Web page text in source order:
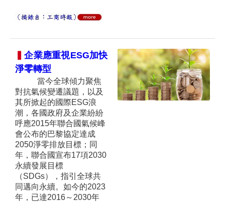
企業應重視ESG加快
淨零轉型
當今全球傾力聚焦
對抗氣候變遷議題，以及
其所掀起的國際ESG浪
潮，各國政府及企業紛紛
呼應2015年聯合國氣候峰
會公布的巴黎協定達成
2050淨零排放目標；同
年，聯合國宣布17項2030
永續發展目標
（SDGs），指引全球共
同邁向永續。如今的2023
年，已達2016～2030年